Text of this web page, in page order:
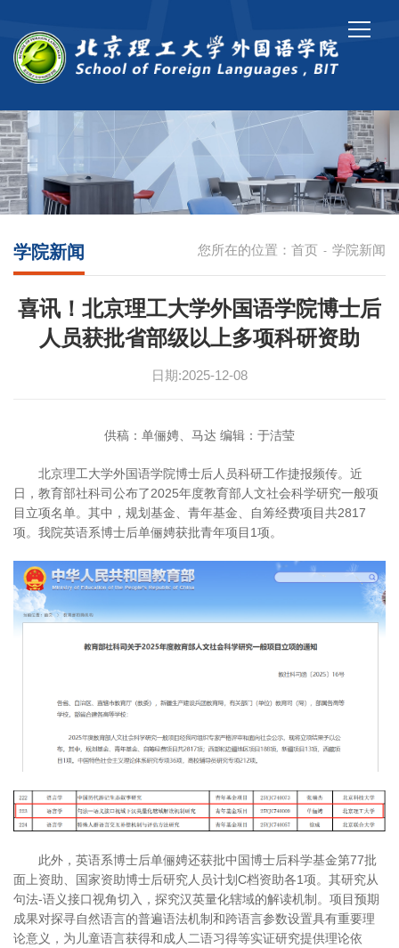
您所在的位置： 首页 - 学院新闻
学院新闻
喜讯！北京理工大学外国语学院博士后
人员获批省部级以上多项科研资助
日期:2025-12-08
供稿：单俪娉、马达 编辑：于洁莹
北京理工大学外国语学院博士后人员科研工作捷报频传。近
日，教育部社科司公布了2025年度教育部人文社会科学研究一般项
目立项名单。其中，规划基金、青年基金、自筹经费项目共2817
项。我院英语系博士后单俪娉获批青年项目1项。
此外，英语系博士后单俪娉还获批中国博士后科学基金第77批
面上资助、国家资助博士后研究人员计划C档资助各1项。其研究从
句法-语义接口视角切入，探究汉英量化辖域的解读机制。项目预期
成果对探寻自然语言的普遍语法机制和跨语言参数设置具有重要理
论意义，为儿童语言获得和成人二语习得等实证研究提供理论依